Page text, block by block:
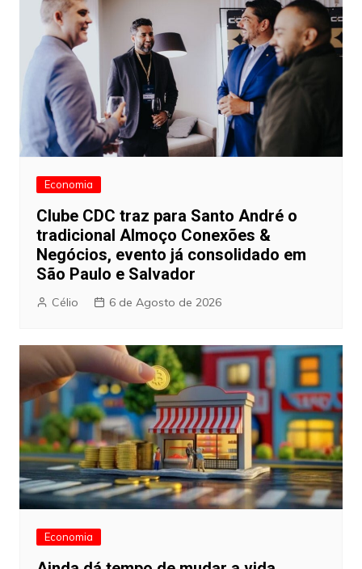
Economia
Clube CDC traz para Santo André o
tradicional Almoço Conexões &
Negócios, evento já consolidado em
São Paulo e Salvador
Célio 6 de Agosto de 2026
Economia